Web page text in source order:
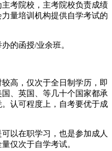
考院校，主考院校负责成绩
量培训机构提供自学考试的
的函授/业余班。
高，仅次于全日制学历，即
、英国、等几十个国家都承
认可程度上，自考要优于成
以在职学习，也是参加成人
仅次于自学考试。